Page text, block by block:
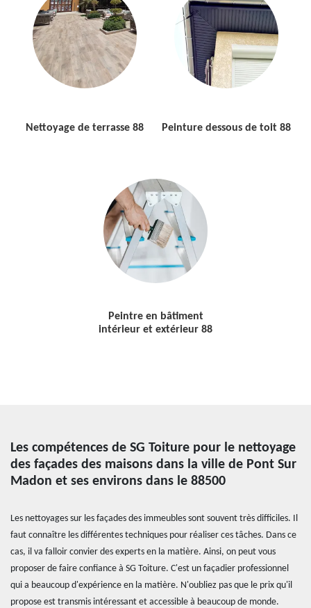
Nettoyage de terrasse 88 Peinture dessous de toit 88
Peintre en bâtiment
intérieur et extérieur 88
Les compétences de SG Toiture pour le nettoyage
des façades des maisons dans la ville de Pont Sur
Madon et ses environs dans le 88500
Les nettoyages sur les façades des immeubles sont souvent très difficiles. Il
faut connaître les différentes techniques pour réaliser ces tâches. Dans ce
cas, il va falloir convier des experts en la matière. Ainsi, on peut vous
proposer de faire confiance à SG Toiture. C'est un façadier professionnel
qui a beaucoup d'expérience en la matière. N'oubliez pas que le prix qu'il
propose est transmis intéressant et accessible à beaucoup de monde.